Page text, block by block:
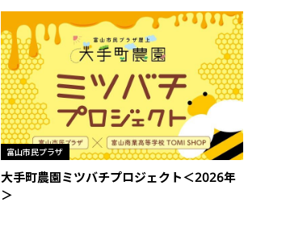
富山市民プラザ
大手町農園ミツバチプロジェクト＜2026年
＞